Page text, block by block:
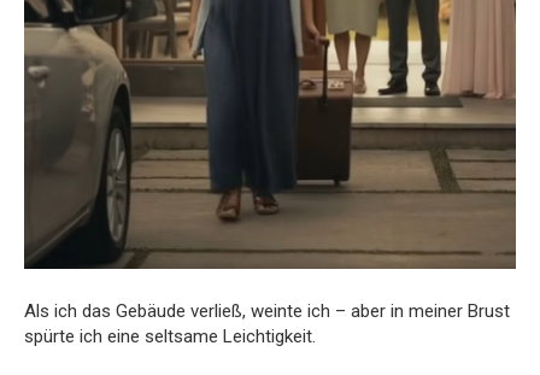
Als ich das Gebäude verließ, weinte ich – aber in meiner Brust
spürte ich eine seltsame Leichtigkeit.